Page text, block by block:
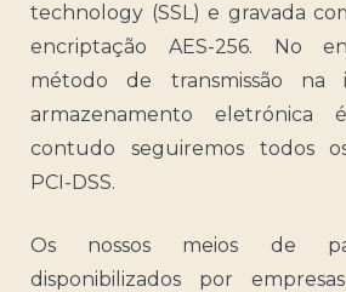
technology (SSL) e gravada
encriptação AES-256. No
método de transmissão
armazenamento eletrónica
contudo seguiremos todos
PCI-DSS.
Os nossos meios de
disponibilizados por